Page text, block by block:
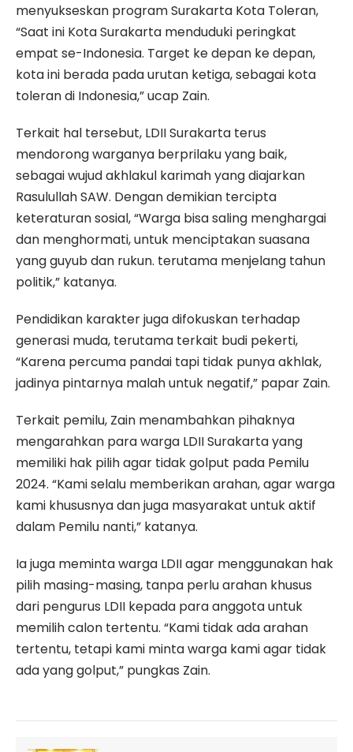
menyukseskan program Surakarta Kota Toleran,
“Saat ini Kota Surakarta menduduki peringkat
empat se-Indonesia. Target ke depan ke depan,
kota ini berada pada urutan ketiga, sebagai kota
toleran di Indonesia,” ucap Zain.
Terkait hal tersebut, LDII Surakarta terus
mendorong warganya berprilaku yang baik,
sebagai wujud akhlakul karimah yang diajarkan
Rasulullah SAW. Dengan demikian tercipta
keteraturan sosial, “Warga bisa saling menghargai
dan menghormati, untuk menciptakan suasana
yang guyub dan rukun. terutama menjelang tahun
politik,” katanya.
Pendidikan karakter juga difokuskan terhadap
generasi muda, terutama terkait budi pekerti,
“Karena percuma pandai tapi tidak punya akhlak,
jadinya pintarnya malah untuk negatif,” papar Zain.
Terkait pemilu, Zain menambahkan pihaknya
mengarahkan para warga LDII Surakarta yang
memiliki hak pilih agar tidak golput pada Pemilu
2024. “Kami selalu memberikan arahan, agar warga
kami khususnya dan juga masyarakat untuk aktif
dalam Pemilu nanti,” katanya.
Ia juga meminta warga LDII agar menggunakan hak
pilih masing-masing, tanpa perlu arahan khusus
dari pengurus LDII kepada para anggota untuk
memilih calon tertentu. “Kami tidak ada arahan
tertentu, tetapi kami minta warga kami agar tidak
ada yang golput,” pungkas Zain.